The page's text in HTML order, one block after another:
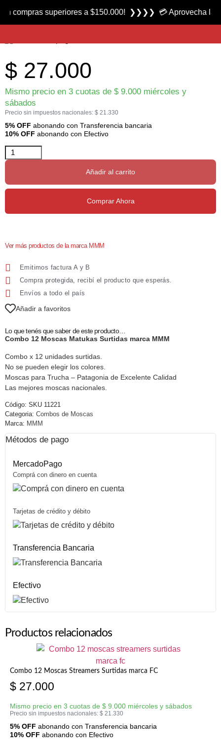
Producto nuevo
Combo 12 Moscas Matukas Surtidas marca FC
$ 27.000
Mismo precio en 3 cuotas de $9.000 miércoles y
sábados
Precio sin impuestos nacionales: $ 21.330
5% OFF abonando con Transferencia bancaria
10% OFF abonando con Efectivo
Añadir al carrito
Comprar Ahora
Ver más productos de la marca MMM
Emitimos factura A y B
Compra protegida, recibí el producto que esperás.
Envíos a todo el país
Añadir a favoritos
Lo que tenés que saber de este producto…
Combo 12 Moscas Matukas Surtidas marca MMM
Combo x 12 unidades surtidas.
No se pueden elegir los colores.
Moscas para Trucha – Patagonia de Excelente Calidad
Las mejores moscas nacionales.
Código: SKU 11221
Categoria: Combos de Moscas
Marca: MMM
Métodos de pago
MercadoPago
Comprá con dinero en cuenta
Tarjetas de crédito y débito
Transferencia Bancaria
Efectivo
Productos relacionados
Combo 12 Moscas Streamers Surtidas marca FC
$ 27.000
Mismo precio en 3 cuotas de $ 9.000 miércoles y sábados
Precio sin impuestos nacionales: $ 21.330
5% OFF abonando con Transferencia bancaria
10% OFF abonando con Efectivo
superiores a $150.000! ❯❯❯❯ 💳 Aprovecha las 3